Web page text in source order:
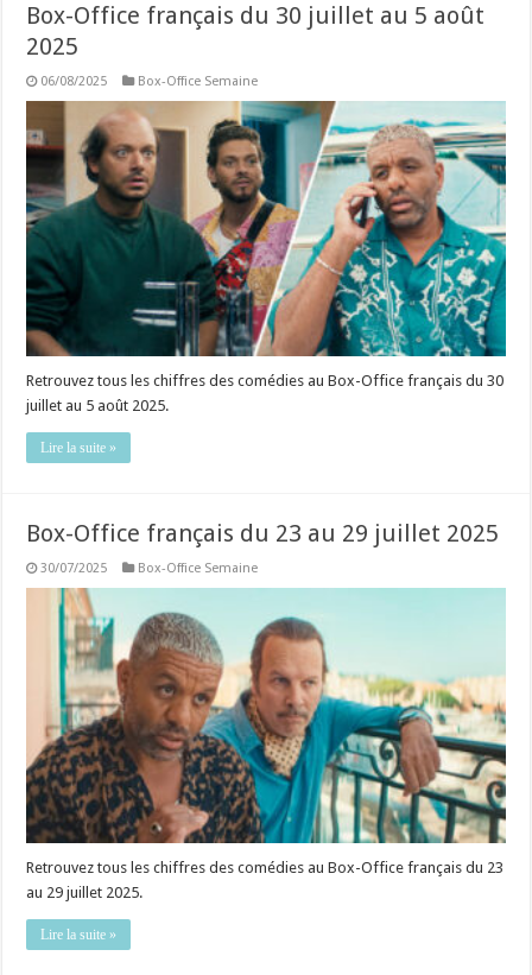
Box-Office français du 30 juillet au 5 août
2025
06/08/2025 Box-Office Semaine
Retrouvez tous les chiffres des comédies au Box-Office français du 30
juillet au 5 août 2025.
Lire la suite »
Box-Office français du 23 au 29 juillet 2025
30/07/2025 Box-Office Semaine
Retrouvez tous les chiffres des comédies au Box-Office français du 23
au 29 juillet 2025.
Lire la suite »